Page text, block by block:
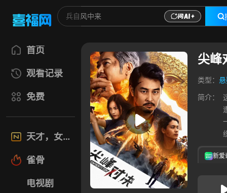
首页
观看记录
免费
天才，女友
雀骨
电视剧
尖峰
类型：
简介：
新爱